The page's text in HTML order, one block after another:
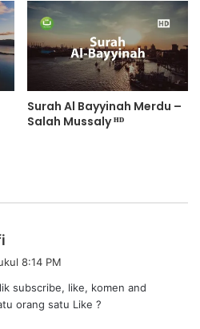
Surah Al Bayyinah Merdu –
Salah Mussaly ᴴᴰ
k
a
8:14 PM
subscribe, like, komen and
orang satu Like ?